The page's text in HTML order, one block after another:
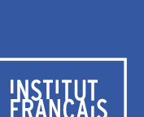
le site de l’Institut français